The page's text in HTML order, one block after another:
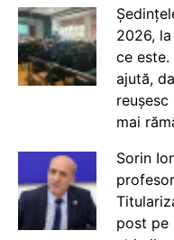
2026,
ce este.
ajută,
mai
Sorin
post pe